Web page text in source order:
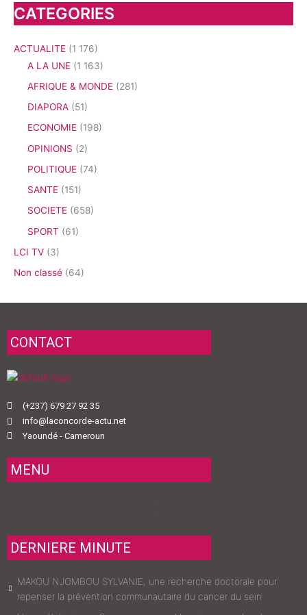
CATEGORIES
ACTUALITE (1 176)
A LA UNE (1 163)
AFRIQUE & MONDE (281)
DIAPORA (51)
ECONOMIE (198)
OPINIONS (2)
POLITIQUE (74)
SANTE (151)
SOCIETE (658)
SPORT (61)
LCI TV (3)
Non classé (64)
CONTACT
(+237) 679 27 92 35
info@laconcorde-actu.net
Yaoundé - Cameroun
MENU
DERNIERE MINUTE
MAKOU NJOMBOU SYLVANIE, une recherche doctorale pour
repenser la prévention communautaire du cancer du sein